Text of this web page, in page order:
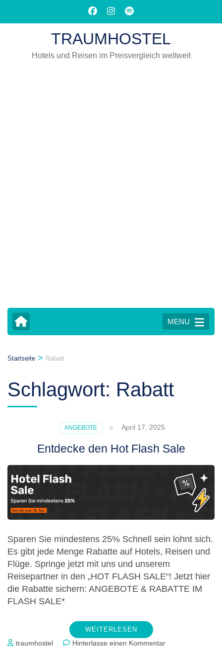
drücken)
TRAUMHOSTEL
Hotels und Reisen im Preisvergleich weltweit
MENU
Startseite > Rabatt
Schlagwort: Rabatt
ANGEBOTE April 17, 2025
Entdecke den Hot Flash Sale
Sparen Sie mindestens 25% Schnell sein lohnt sich.
Es gibt jede Menge Rabatte auf Hotels, Reisen und
Flüge. Springe jetzt mit uns und unserem
Reisepartner in den „HOT FLASH SALE“! Jetzt hier
die Rabatte sichern: ANGEBOTE & RABATTE IM
FLASH SALE*
WEITERLESEN
traumhostel Hinterlasse einen Kommentarzu